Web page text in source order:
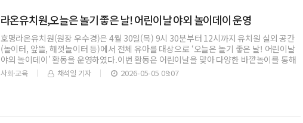
라온유치원,오늘은 놀기 좋은 날! 어린이날 야외 놀이데이 운영
호명라온유치원(원장 우수경)은 4월 30일(목) 9시 30분부터 12시까지 유치원 실외 공간
(놀이터, 앞뜰, 해껏놀이터 등)에서 전체 유아를 대상으로 ‘오늘은 놀기 좋은 날! 어린이날
야외 놀이데이’ 활동을 운영하였다.이번 활동은 어린이날을 맞아 다양한 바깥놀이를 통해
사회·교육 채석일 기자 2026-05-05 09:07